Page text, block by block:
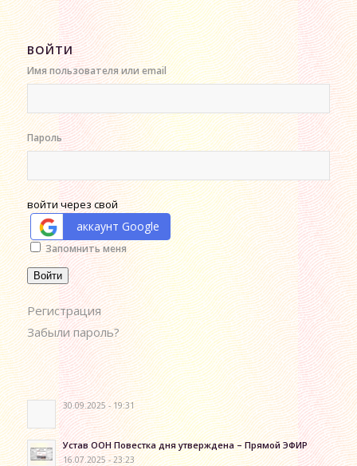
ВОЙТИ
Имя пользователя или email
Пароль
войти через свой
аккаунт Google
Alternative:
Запомнить меня
Войти
Регистрация
Забыли пароль?
30.09.2025 - 19:31
Устав ООН Повестка дня утверждена – Прямой ЭФИР
16.07.2025 - 23:23